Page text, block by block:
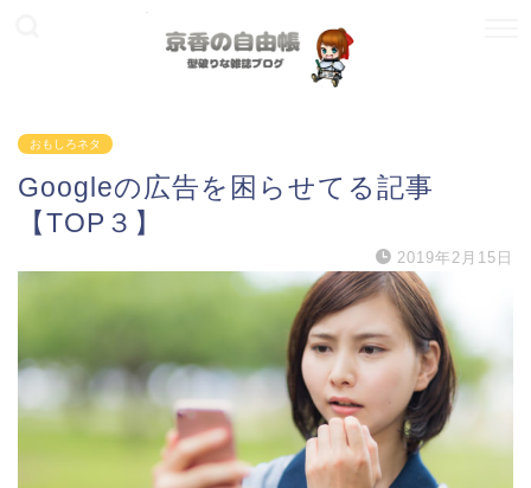
おもしろネタ
Googleの広告を困らせてる記事
【TOP３】
2019年2月15日